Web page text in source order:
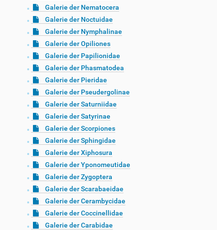
Galerie der Nematocera
Galerie der Noctuidae
Galerie der Nymphalinae
Galerie der Opiliones
Galerie der Papilionidae
Galerie der Phasmatodea
Galerie der Pieridae
Galerie der Pseudergolinae
Galerie der Saturniidae
Galerie der Satyrinae
Galerie der Scorpiones
Galerie der Sphingidae
Galerie der Xiphosura
Galerie der Yponomeutidae
Galerie der Zygoptera
Galerie der Scarabaeidae
Galerie der Cerambycidae
Galerie der Coccinellidae
Galerie der Carabidae